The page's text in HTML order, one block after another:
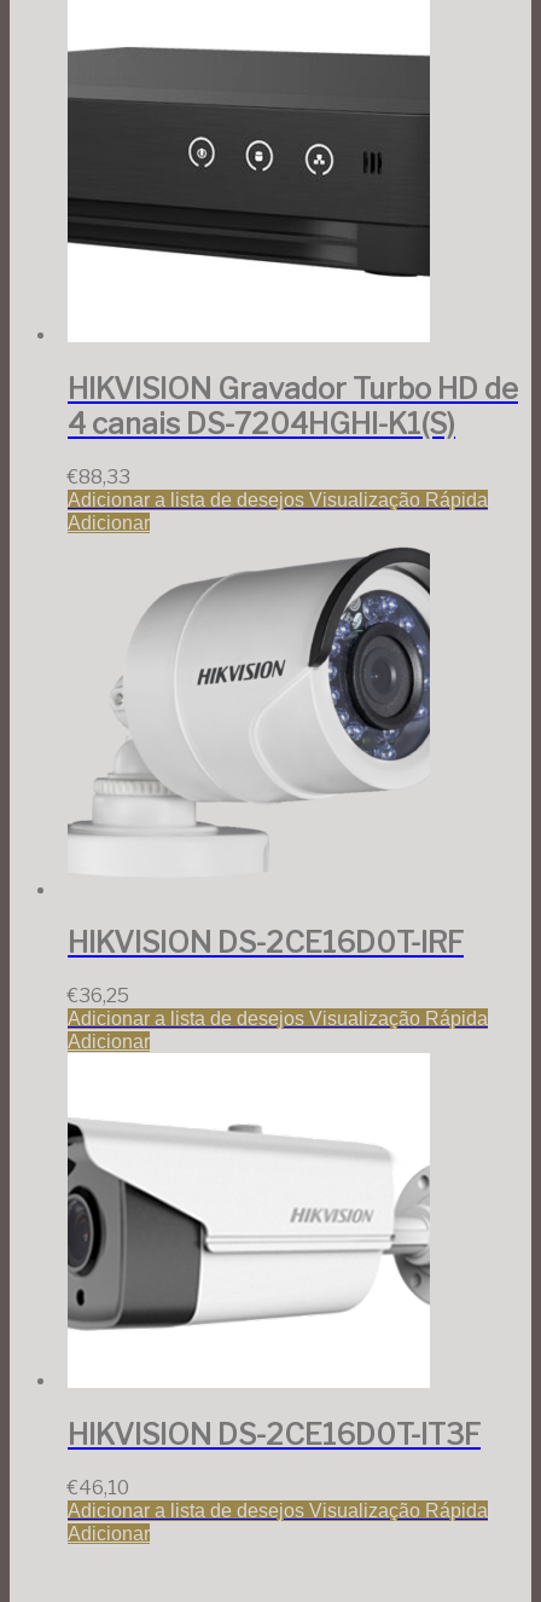
HIKVISION Gravador Turbo HD de
4 canais DS-7204HGHI-K1(S)
€88,33
Adicionar a lista de desejos Visualização Rápida
Adicionar
HIKVISION DS-2CE16D0T-IRF
€36,25
Adicionar a lista de desejos Visualização Rápida
Adicionar
HIKVISION DS-2CE16D0T-IT3F
€46,10
Adicionar a lista de desejos Visualização Rápida
Adicionar